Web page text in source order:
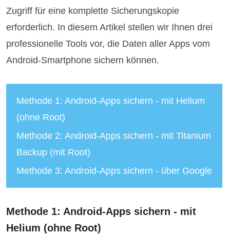
Zugriff für eine komplette Sicherungskopie
erforderlich. In diesem Artikel stellen wir Ihnen drei
professionelle Tools vor, die Daten aller Apps vom
Android-Smartphone sichern können.
Methode 1: Android-Apps sichern - mit Helium
(ohne Root)
Methode 2: Android-Apps sichern - mit Titanium
Backup (mit Root)
Methode 3: Android-Apps sichern - über Google
Methode 1: Android-Apps sichern - mit
Helium (ohne Root)